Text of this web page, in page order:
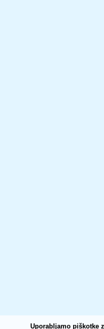
Uporabljamo piškotke